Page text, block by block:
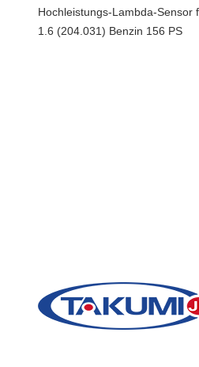
Hochleistungs-Lambda-Sensor
1.6 (204.031) Benzin 156 PS